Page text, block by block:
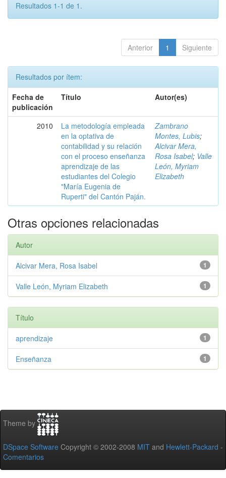
Resultados 1-1 de 1.
Anterior 1 Siguiente
Resultados por ítem:
Fecha de
publicación
Título Autor(es)
2010
La metodología empleada
en la optativa de
contabilidad y su relación
con el proceso enseñanza
aprendizaje de las
estudiantes del Colegio
"María Eugenia de
Ruperti" del Cantón Paján.
Zambrano
Montes, Lubis;
Alcivar Mera,
Rosa Isabel; Valle
León, Myriam
Elizabeth
Otras opciones relacionadas
Autor
1
Alcivar Mera, Rosa Isabel
1
Valle León, Myriam Elizabeth
Título
1
aprendizaje
1
Enseñanza
Theme by
DSpace Software Copyright © 2002-2008 MIT and Hewlett-Packard -
Comentarios